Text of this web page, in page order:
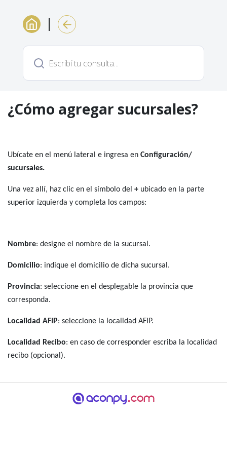
|
¿Cómo agregar sucursales?
Ubícate en el menú lateral e ingresa en Configuración/
sucursales.
Una vez allí, haz clic en el símbolo del + ubicado en la parte
superior izquierda y completa los campos:
Nombre: designe el nombre de la sucursal.
Domicilio: indique el domicilio de dicha sucursal.
Provincia: seleccione en el desplegable la provincia que
corresponda.
Localidad AFIP: seleccione la localidad AFIP.
Localidad Recibo: en caso de corresponder escriba la localidad
recibo (opcional).